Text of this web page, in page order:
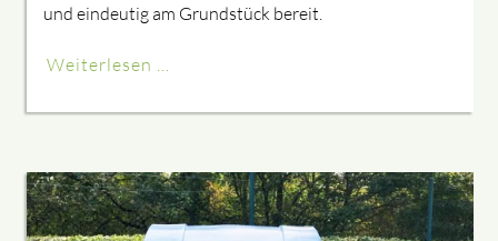
und eindeutig am Grundstück bereit.
Weiterlesen …